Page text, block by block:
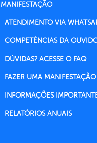
MANIFESTAÇÃO
ATENDIMENTO VIA
COMPETÊNCIAS DA
DÚVIDAS? ACESSE O FAQ
FAZER UMA MANIFESTAÇÃO
INFORMAÇÕES
RELATÓRIOS ANUAIS